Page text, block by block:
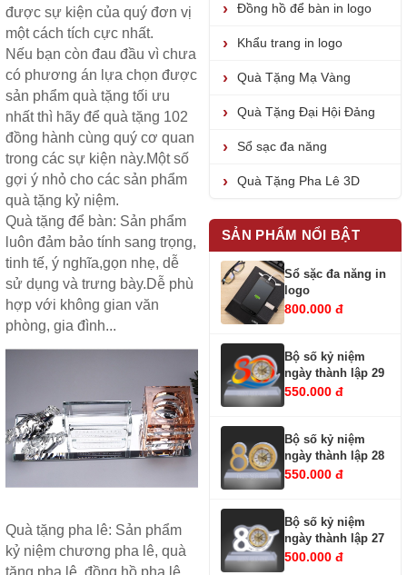
được sự kiện của quý đơn vị
một cách tích cực nhất.
Nếu bạn còn đau đầu vì chưa
có phương án lựa chọn được
sản phẩm quà tặng tối ưu
nhất thì hãy để quà tặng 102
đồng hành cùng quý cơ quan
trong các sự kiện này.Một số
gợi ý nhỏ cho các sản phẩm
quà tặng kỷ niệm.
Quà tặng để bàn: Sản phẩm
luôn đảm bảo tính sang trọng,
tinh tế, ý nghĩa,gọn nhẹ, dễ
sử dụng và trưng bày.Dễ phù
hợp với không gian văn
phòng, gia đình...
Quà tặng pha lê: Sản phẩm
kỷ niệm chương pha lê, quà
Đồng hồ để bàn in logo
Khẩu trang in logo
Quà Tặng Mạ Vàng
Quà Tặng Đại Hội Đảng
Sổ sạc đa năng
Quà Tặng Pha Lê 3D
SẢN PHẨM NỔI BẬT
Sổ sặc đa năng in
logo
800.000 đ
Bộ số kỷ niệm
ngày thành lập 29
550.000 đ
Bộ số kỷ niệm
ngày thành lập 28
550.000 đ
Bộ số kỷ niệm
ngày thành lập 27
500.000 đ